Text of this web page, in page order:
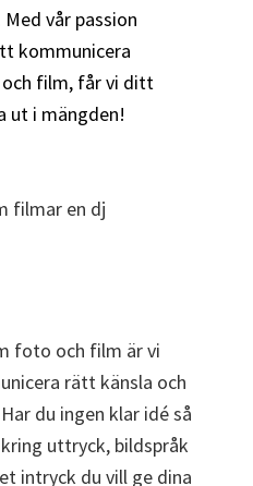
vår passion
kommunicera
film, får vi ditt
ut i mängden!
foto och film är vi
rätt känsla och
du ingen klar idé så
uttryck, bildspråk
intryck du vill ge dina